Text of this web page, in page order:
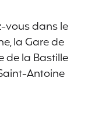
vous dans le
la Gare de
de la Bastille
Antoine